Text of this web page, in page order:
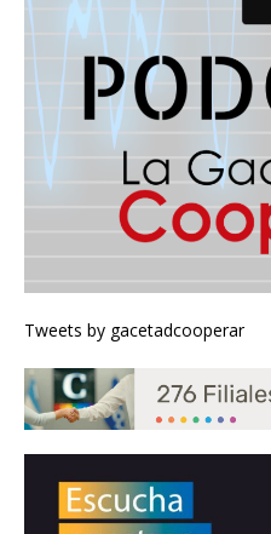
Tweets by gacetadcooperar